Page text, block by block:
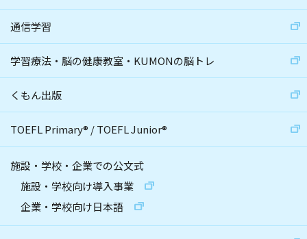
通信学習
学習療法・脳の健康教室・KUMONの脳トレ
くもん出版
TOEFL Primary® /TOEFL Junior®
施設・学校・企業での公文式
施設・学校向け導入事業
企業・学校向け日本語